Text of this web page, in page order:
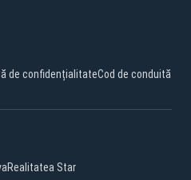
de confidențialitateCod de conduită
Realitatea Star